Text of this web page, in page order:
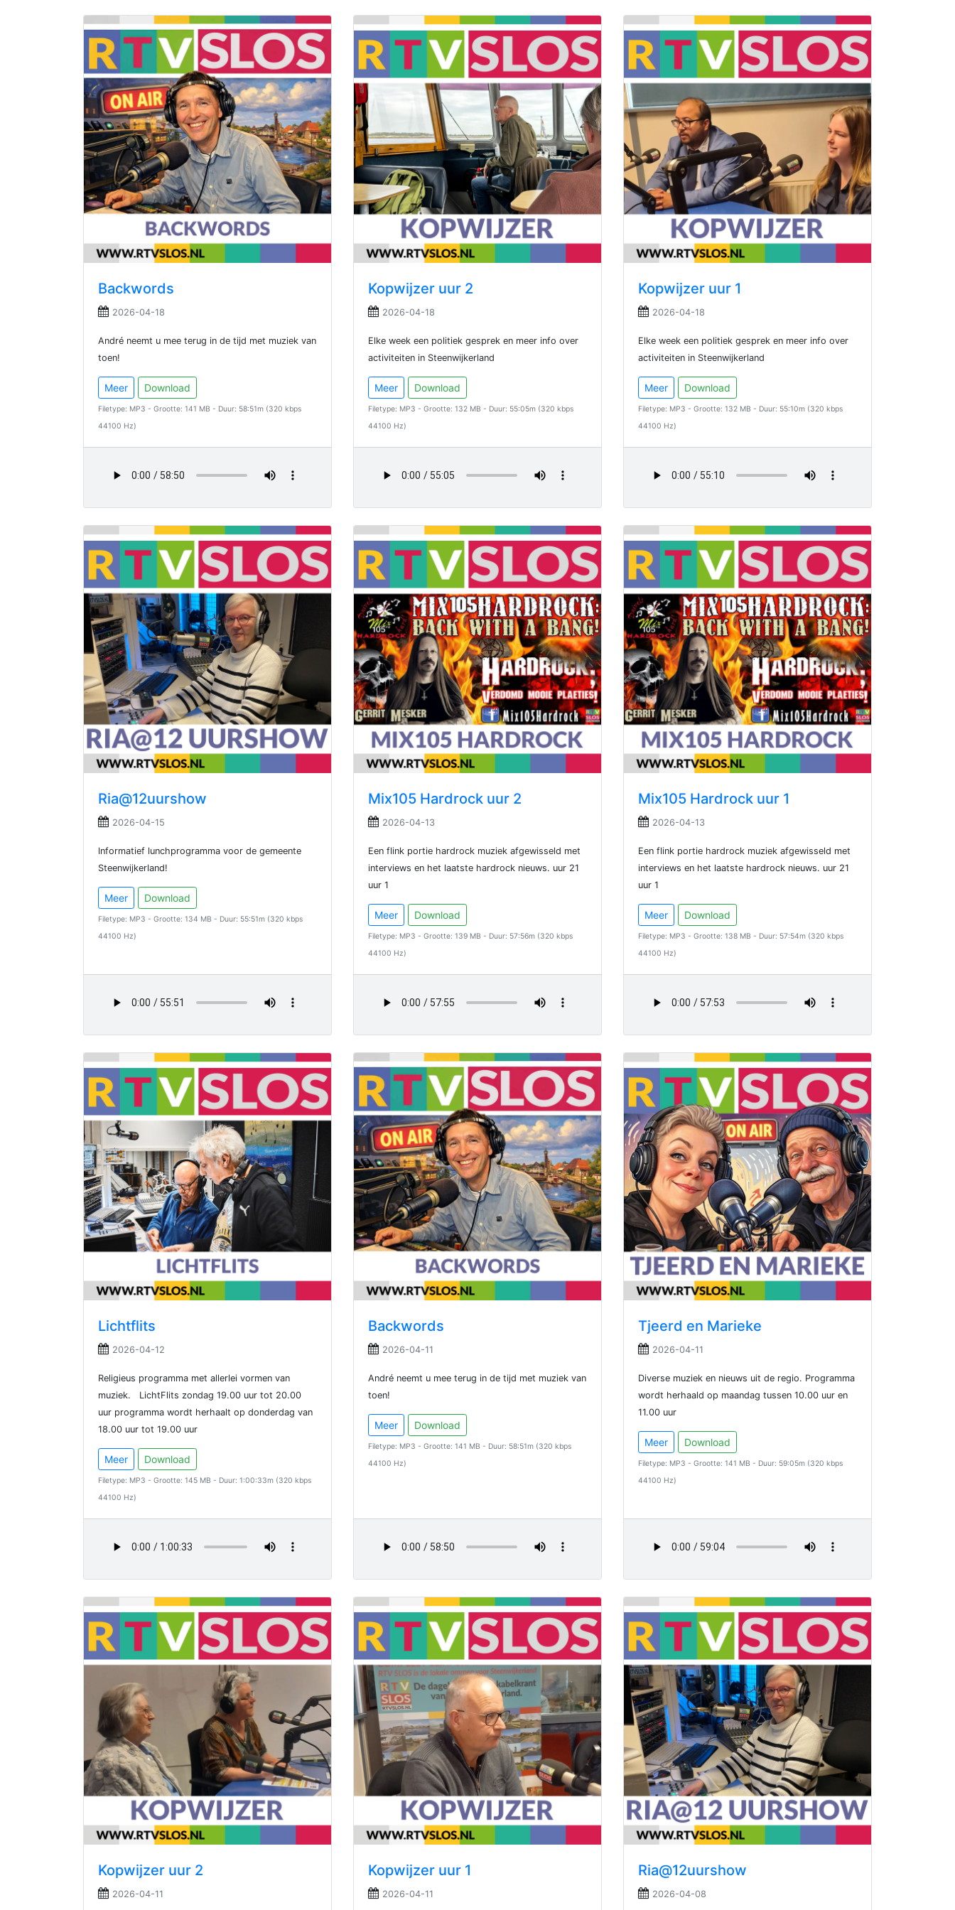
Backwords
2026-04-18
André neemt u mee terug in de tijd met muziek van
toen!
Meer Download
Filetype: MP3 - Grootte: 141 MB - Duur: 58:51m (320 kbps
44100 Hz)
Kopwijzer uur 2
2026-04-18
Elke week een politiek gesprek en meer info over
activiteiten in Steenwijkerland
Meer Download
Filetype: MP3 - Grootte: 132 MB - Duur: 55:05m (320 kbps
44100 Hz)
Kopwijzer uur 1
2026-04-18
Elke week een politiek gesprek en meer info over
activiteiten in Steenwijkerland
Meer Download
Filetype: MP3 - Grootte: 132 MB - Duur: 55:10m (320 kbps
44100 Hz)
Ria@12uurshow
2026-04-15
lnformatief lunchprogramma voor de gemeente
Steenwijkerland!
Meer Download
Filetype: MP3 - Grootte: 134 MB - Duur: 55:51m (320 kbps
44100 Hz)
Mix105 Hardrock uur 2
2026-04-13
Een flink portie hardrock muziek afgewisseld met
interviews en het laatste hardrock nieuws. uur 21
uur 1
Meer Download
Filetype: MP3 - Grootte: 139 MB - Duur: 57:56m (320 kbps
44100 Hz)
Mix105 Hardrock uur 1
2026-04-13
Een flink portie hardrock muziek afgewisseld met
interviews en het laatste hardrock nieuws. uur 21
uur 1
Meer Download
Filetype: MP3 - Grootte: 138 MB - Duur: 57:54m (320 kbps
44100 Hz)
Lichtflits
2026-04-12
Religieus programma met allerlei vormen van
muziek. LichtFlits zondag 19.00 uur tot 20.00
uur programma wordt herhaalt op donderdag van
18.00 uur tot 19.00 uur
Meer Download
Filetype: MP3 - Grootte: 145 MB - Duur: 1:00:33m (320 kbps
44100 Hz)
Backwords
2026-04-11
André neemt u mee terug in de tijd met muziek van
toen!
Meer Download
Filetype: MP3 - Grootte: 141 MB - Duur: 58:51m (320 kbps
44100 Hz)
Tjeerd en Marieke
2026-04-11
Diverse muziek en nieuws uit de regio. Programma
wordt herhaald op maandag tussen 10.00 uur en
11.00 uur
Meer Download
Filetype: MP3 - Grootte: 141 MB - Duur: 59:05m (320 kbps
44100 Hz)
Kopwijzer uur 2
2026-04-11
Kopwijzer uur 1
2026-04-11
Ria@12uurshow
2026-04-08